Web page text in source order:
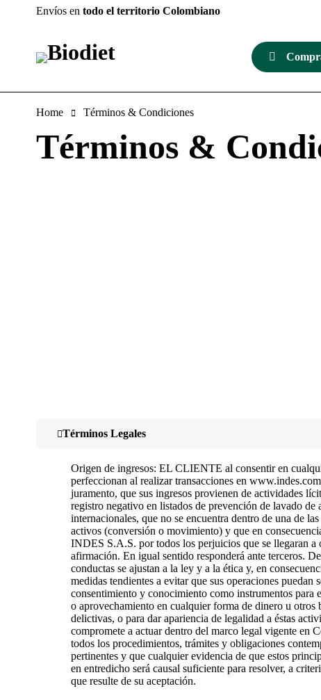
Envíos en todo el territorio Colombiano
Home Términos & Condiciones
Términos &
Términos Legales
Origen de ingresos: EL CLIENTE al consentir en
perfeccionan al realizar transacciones en
juramento, que sus ingresos provienen de actividades
registro negativo en listados de prevención de lavado de
internacionales, que no se encuentra dentro de una de
activos (conversión o movimiento) y que en
INDES S.A.S. por todos los perjuicios que se llegaran a
afirmación. En igual sentido responderá ante terceros.
conductas se ajustan a la ley y a la ética y, en
medidas tendientes a evitar que sus operaciones puedan
consentimiento y conocimiento como instrumentos para
o aprovechamiento en cualquier forma de dinero u otros
delictivas, o para dar apariencia de legalidad a éstas
compromete a actuar dentro del marco legal vigente en
todos los procedimientos, trámites y obligaciones
pertinentes y que cualquier evidencia de que estos
en entredicho será causal suficiente para resolver, a
que resulte de su aceptación.